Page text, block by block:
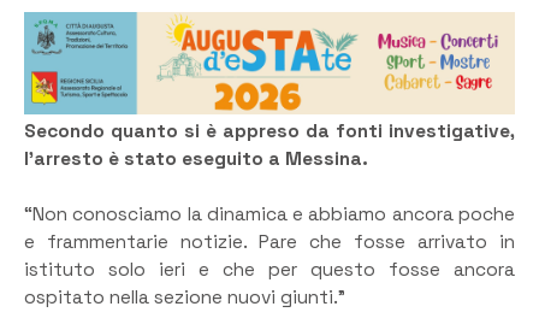
Secondo quanto si è appreso da fonti investigative,
l’arresto è stato eseguito a Messina.
“Non conosciamo la dinamica e abbiamo ancora poche
e frammentarie notizie. Pare che fosse arrivato in
istituto solo ieri e che per questo fosse ancora
ospitato nella sezione nuovi giunti.”